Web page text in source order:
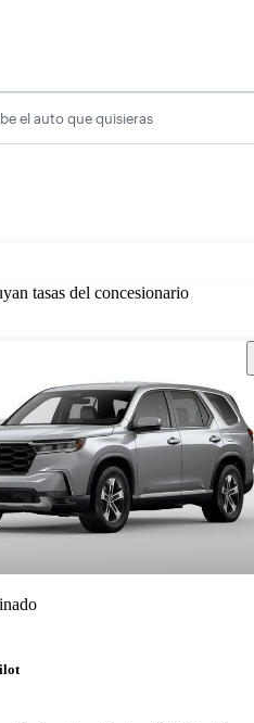
el auto que quisieras
tasas del concesionario